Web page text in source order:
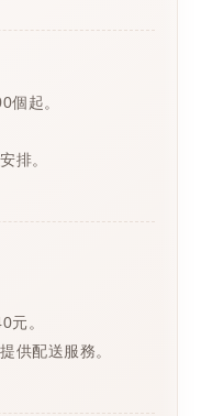
個起。
排。
元。
供配送服務。